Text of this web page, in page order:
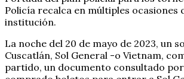
Policía recalca en múltiples ocasiones
institución.
La noche del 20 de mayo de 2023, un
Cuscatlán, Sol General -o Vietnam,
partido, un documento consultado por